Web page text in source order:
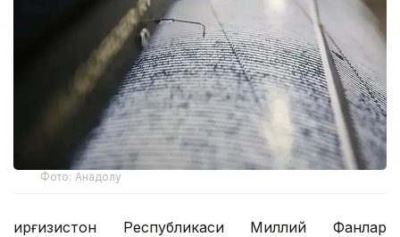
Фото: Анадолу
Қирғизистон Республикаси Миллий Фанлар